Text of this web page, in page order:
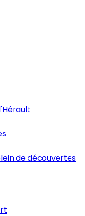
de découvertes